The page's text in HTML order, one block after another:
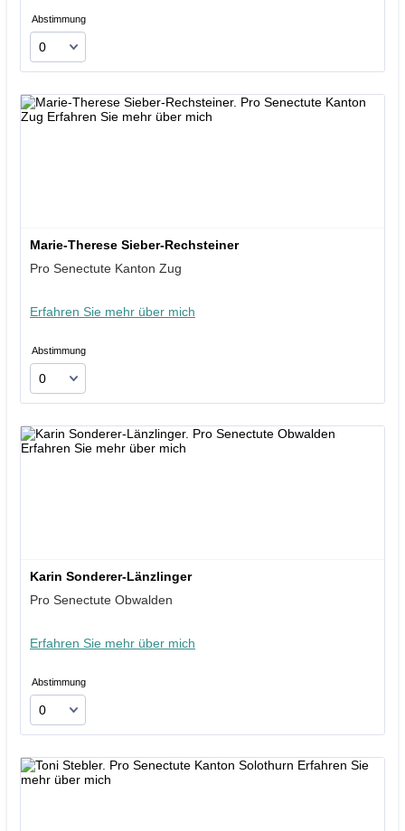
Abstimmung
Marie-Therese Sieber-Rechsteiner
Pro Senectute Kanton Zug
Erfahren Sie mehr über mich
Abstimmung
Karin Sonderer-Länzlinger
Pro Senectute Obwalden
Erfahren Sie mehr über mich
Abstimmung